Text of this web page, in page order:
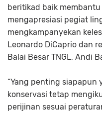
beritikad baik membantu
mengapresiasi pegiat
mengkampanyekan
Leonardo DiCaprio dan
Balai Besar TNGL, Andi
“Yang penting siapapun
konservasi tetap
perijinan sesuai